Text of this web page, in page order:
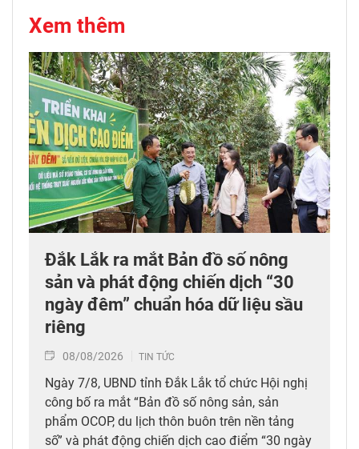
Xem thêm
Đắk Lắk ra mắt Bản đồ số nông
sản và phát động chiến dịch “30
ngày đêm” chuẩn hóa dữ liệu sầu
riêng
08/08/2026 TIN TỨC
Ngày 7/8, UBND tỉnh Đắk Lắk tổ chức Hội nghị
công bố ra mắt “Bản đồ số nông sản, sản
phẩm OCOP, du lịch thôn buôn trên nền tảng
số” và phát động chiến dịch cao điểm “30 ngày